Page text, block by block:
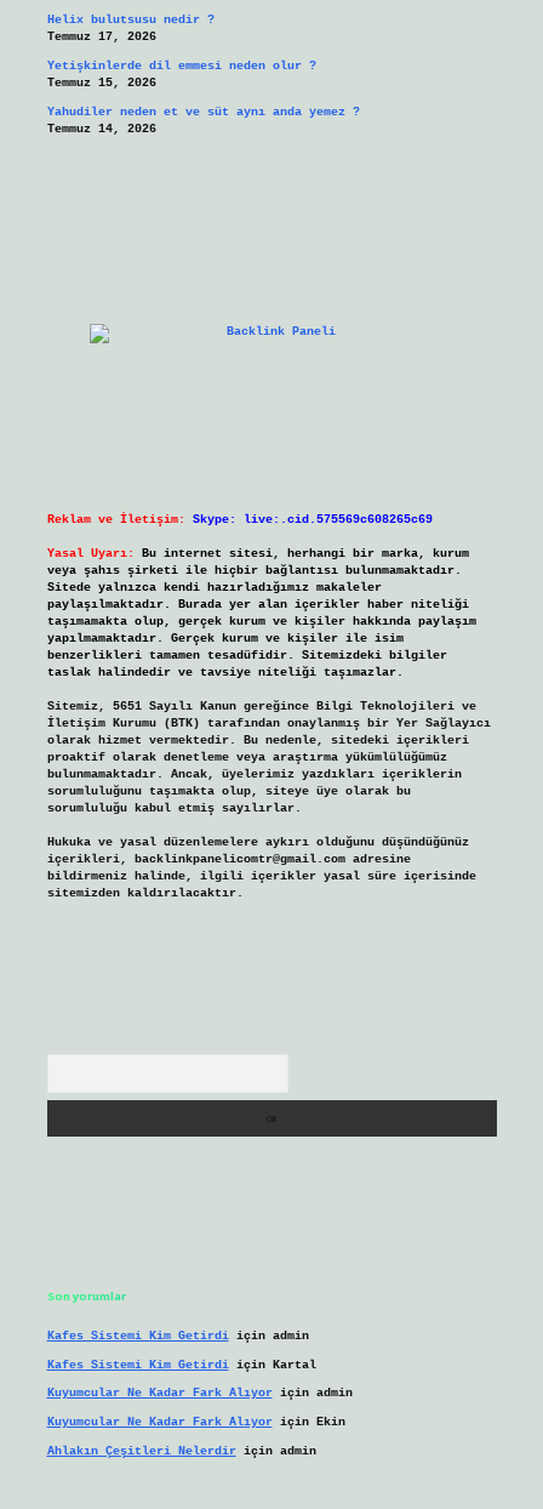
Helix bulutsusu nedir ?
Temmuz 17, 2026
Yetişkinlerde dil emmesi neden olur ?
Temmuz 15, 2026
Yahudiler neden et ve süt aynı anda yemez ?
Temmuz 14, 2026
Reklam ve İletişim: Skype: live:.cid.575569c608265c69
Yasal Uyarı:
Bu internet sitesi, herhangi bir marka, kurum
veya şahıs şirketi ile hiçbir bağlantısı bulunmamaktadır.
Sitede yalnızca kendi hazırladığımız makaleler
paylaşılmaktadır. Burada yer alan içerikler haber niteliği
taşımamakta olup, gerçek kurum ve kişiler hakkında paylaşım
yapılmamaktadır. Gerçek kurum ve kişiler ile isim
benzerlikleri tamamen tesadüfidir. Sitemizdeki bilgiler
taslak halindedir ve tavsiye niteliği taşımazlar.
Sitemiz, 5651 Sayılı Kanun gereğince Bilgi Teknolojileri ve
İletişim Kurumu (BTK) tarafından onaylanmış bir Yer Sağlayıcı
olarak hizmet vermektedir. Bu nedenle, sitedeki içerikleri
proaktif olarak denetleme veya araştırma yükümlülüğümüz
bulunmamaktadır. Ancak, üyelerimiz yazdıkları içeriklerin
sorumluluğunu taşımakta olup, siteye üye olarak bu
sorumluluğu kabul etmiş sayılırlar.
Hukuka ve yasal düzenlemelere aykırı olduğunu düşündüğünüz
içerikleri, backlinkpanelicomtr@gmail.comadresine
bildirmeniz halinde, ilgili içerikler yasal süre içerisinde
sitemizden kaldırılacaktır.
Son yorumlar
Kafes Sistemi Kim Getirdiiçin admin
Kafes Sistemi Kim Getirdiiçin Kartal
Kuyumcular Ne Kadar Fark Alıyoriçin admin
Kuyumcular Ne Kadar Fark Alıyoriçin Ekin
Ahlakın Çeşitleri Nelerdiriçin admin